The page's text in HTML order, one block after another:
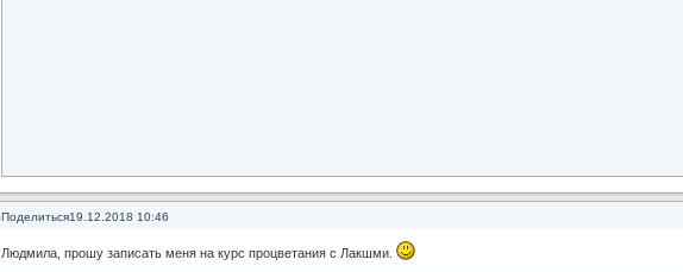
Поделиться19.12.2018 10:46
Людмила, прошу записать меня на курс процветания с Лакшми.